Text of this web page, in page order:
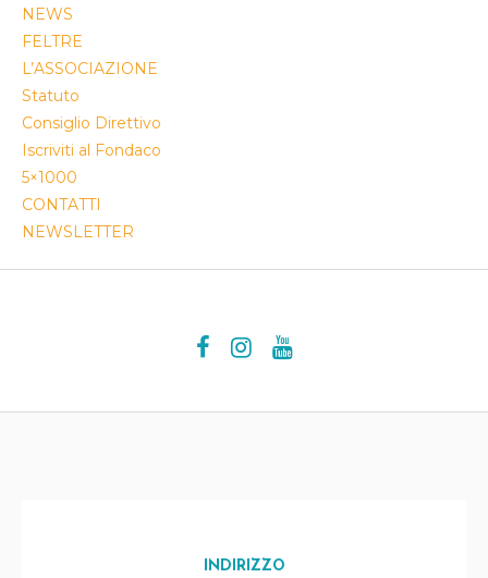
NEWS
FELTRE
L’ASSOCIAZIONE
Statuto
Consiglio Direttivo
Iscriviti al Fondaco
5×1000
CONTATTI
NEWSLETTER
INDIRIZZO